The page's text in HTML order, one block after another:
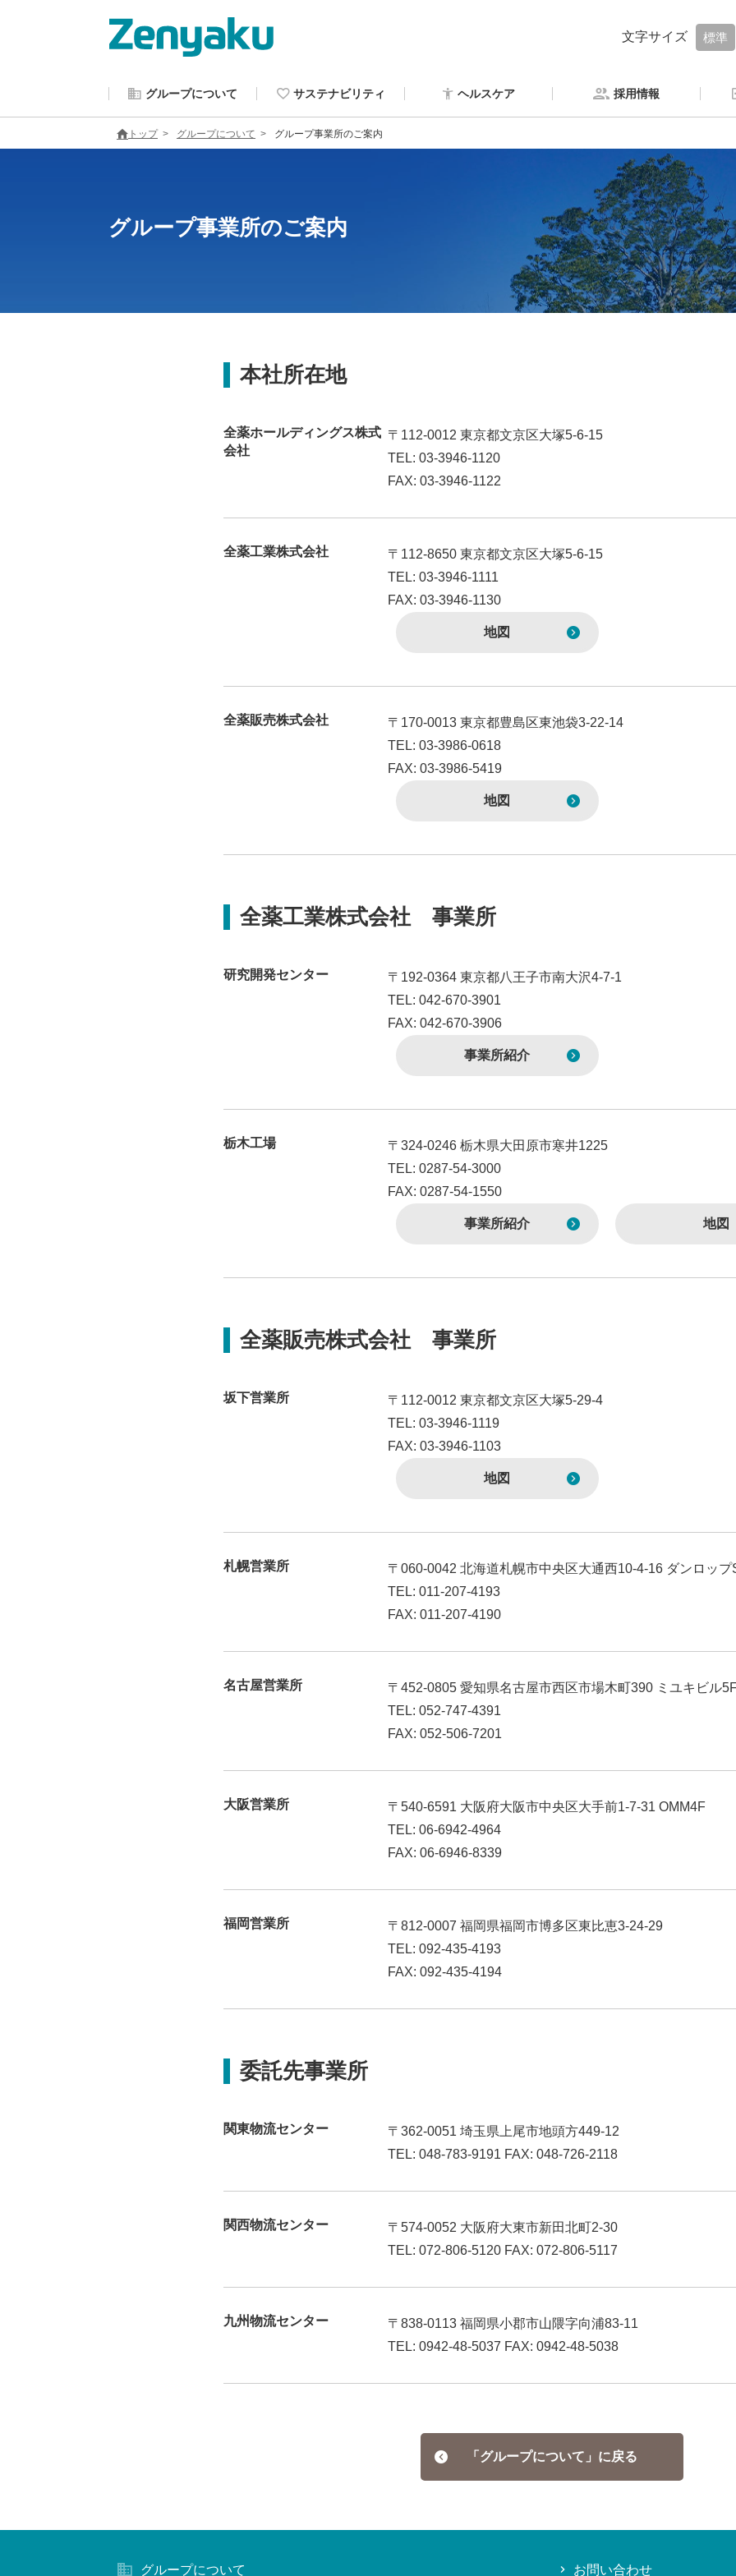
文字サイズ 標準
グループについて サステナビリティ ヘルスケア 採用情報
トップ グループについて グループ事業所のご案内
グループ事業所のご案内
本社所在地
全薬ホールディングス株式
会社
〒112-0012 東京都文京区大塚5-6-15
TEL: 03-3946-1120
FAX: 03-3946-1122
全薬工業株式会社
〒112-8650 東京都文京区大塚5-6-15
TEL: 03-3946-1111
FAX: 03-3946-1130
地図
全薬販売株式会社
〒170-0013 東京都豊島区東池袋3-22-14
TEL: 03-3986-0618
FAX: 03-3986-5419
地図
全薬工業株式会社 事業所
研究開発センター
〒192-0364 東京都八王子市南大沢4-7-1
TEL: 042-670-3901
FAX: 042-670-3906
事業所紹介
栃木工場
〒324-0246 栃木県大田原市寒井1225
TEL: 0287-54-3000
FAX: 0287-54-1550
事業所紹介 地図
全薬販売株式会社 事業所
坂下営業所
〒112-0012 東京都文京区大塚5-29-4
TEL: 03-3946-1119
FAX: 03-3946-1103
地図
札幌営業所
〒060-0042 北海道札幌市中央区大通西10-4-16 ダンロップ
TEL: 011-207-4193
FAX: 011-207-4190
名古屋営業所
〒452-0805 愛知県名古屋市西区市場木町390 ミユキビル
TEL: 052-747-4391
FAX: 052-506-7201
大阪営業所
〒540-6591 大阪府大阪市中央区大手前1-7-31 OMM4F
TEL: 06-6942-4964
FAX: 06-6946-8339
福岡営業所
〒812-0007 福岡県福岡市博多区東比恵3-24-29
TEL: 092-435-4193
FAX: 092-435-4194
委託先事業所
関東物流センター
〒362-0051 埼玉県上尾市地頭方449-12
TEL: 048-783-9191 FAX: 048-726-2118
関西物流センター
〒574-0052 大阪府大東市新田北町2-30
TEL: 072-806-5120 FAX: 072-806-5117
九州物流センター
〒838-0113 福岡県小郡市山隈字向浦83-11
TEL: 0942-48-5037 FAX: 0942-48-5038
「グループについて」に戻る
グループについて お問い合わせ